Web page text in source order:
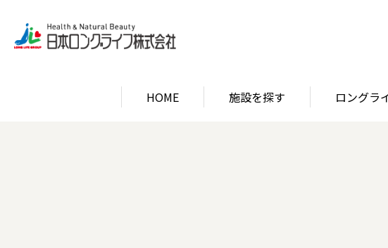
HOME 施設を探す ロングラ
ロングライフが選ば